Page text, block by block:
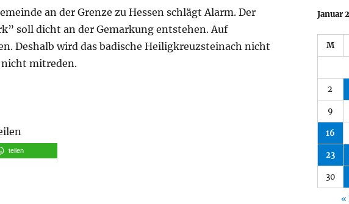
an der Grenze zu Hessen schlägt Alarm. Der
soll dicht an der Gemarkung entstehen. Auf
Deshalb wird das badische Heiligkreuzsteinach nicht
mitreden.
teilen
Januar
M
2
9
16
23
30
«